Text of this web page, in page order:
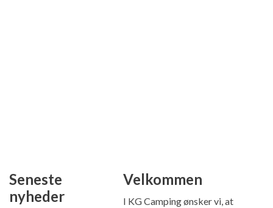
Seneste
nyheder
Velkommen
I KG Camping ønsker vi, at